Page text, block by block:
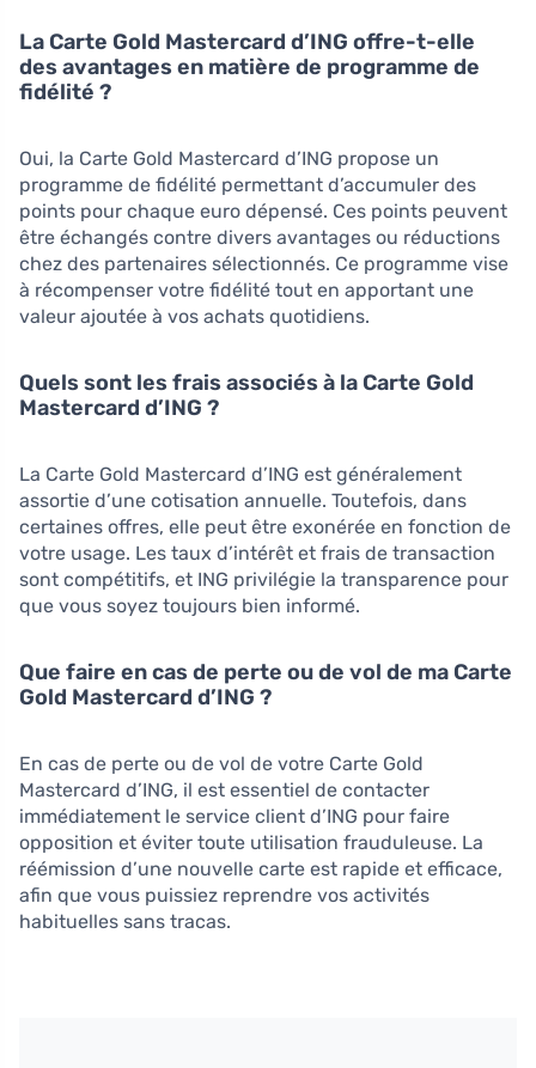
La Carte Gold Mastercard d’ING offre-t-elle
des avantages en matière de programme de
fidélité ?
Oui, la Carte Gold Mastercard d’ING propose un
programme de fidélité permettant d’accumuler des
points pour chaque euro dépensé. Ces points peuvent
être échangés contre divers avantages ou réductions
chez des partenaires sélectionnés. Ce programme vise
à récompenser votre fidélité tout en apportant une
valeur ajoutée à vos achats quotidiens.
Quels sont les frais associés à la Carte Gold
Mastercard d’ING ?
La Carte Gold Mastercard d’ING est généralement
assortie d’une cotisation annuelle. Toutefois, dans
certaines offres, elle peut être exonérée en fonction de
votre usage. Les taux d’intérêt et frais de transaction
sont compétitifs, et ING privilégie la transparence pour
que vous soyez toujours bien informé.
Que faire en cas de perte ou de vol de ma Carte
Gold Mastercard d’ING ?
En cas de perte ou de vol de votre Carte Gold
Mastercard d’ING, il est essentiel de contacter
immédiatement le service client d’ING pour faire
opposition et éviter toute utilisation frauduleuse. La
réémission d’une nouvelle carte est rapide et efficace,
afin que vous puissiez reprendre vos activités
habituelles sans tracas.